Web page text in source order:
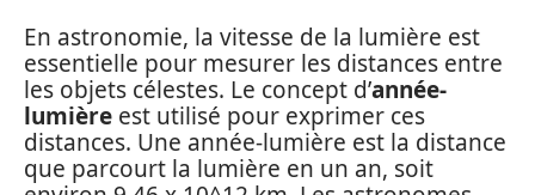
En astronomie, la vitesse de la lumière est
essentielle pour mesurer les distances entre
les objets célestes. Le concept d’année-
lumière est utilisé pour exprimer ces
distances. Une année-lumière est la distance
que parcourt la lumière en un an, soit